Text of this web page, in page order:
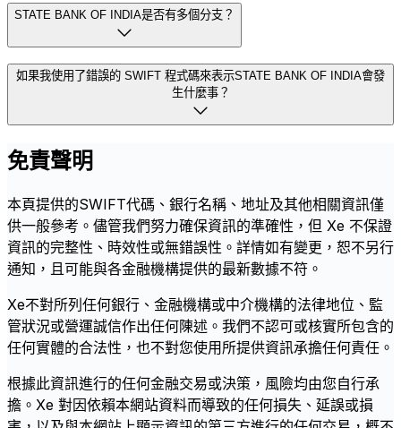
STATE BANK OF INDIA是否有多個分支？
如果我使用了錯誤的 SWIFT 程式碼來表示STATE BANK OF INDIA會發
生什麼事？
免責聲明
本頁提供的SWIFT代碼、銀行名稱、地址及其他相關資訊僅
供一般參考。儘管我們努力確保資訊的準確性，但 Xe 不保證
資訊的完整性、時效性或無錯誤性。詳情如有變更，恕不另行
通知，且可能與各金融機構提供的最新數據不符。
Xe不對所列任何銀行、金融機構或中介機構的法律地位、監
管狀況或營運誠信作出任何陳述。我們不認可或核實所包含的
任何實體的合法性，也不對您使用所提供資訊承擔任何責任。
根據此資訊進行的任何金融交易或決策，風險均由您自行承
擔。Xe 對因依賴本網站資料而導致的任何損失、延誤或損